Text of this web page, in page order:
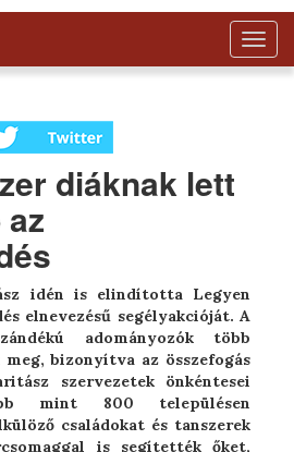
diáknak lett
idén is elindította Legyen
elnevezésű segélyakcióját. A
adományozók több
bizonyítva az összefogás
szervezetek önkéntesei
mint 800 településen
családokat és tanszerek
is segítették őket,